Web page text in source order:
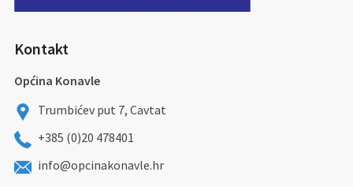
Kontakt
Općina Konavle
Trumbićev put 7, Cavtat
+385 (0)20 478401
info@opcinakonavle.hr